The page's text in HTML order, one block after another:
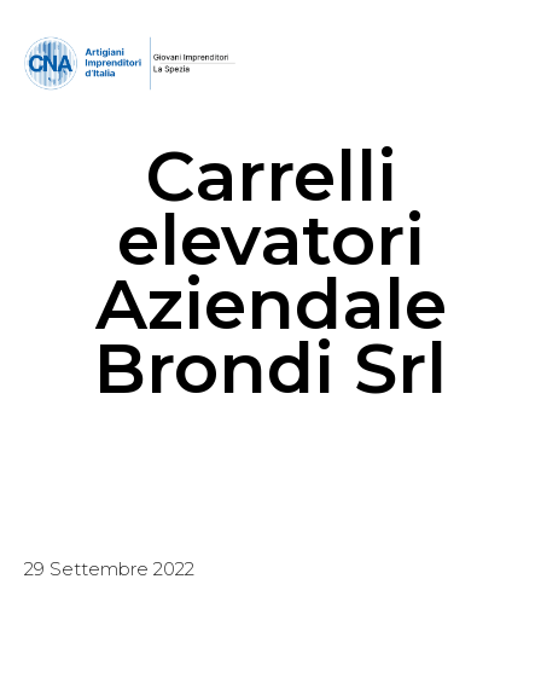
Carrelli
elevatori
Aziendale
Brondi Srl
29 Settembre 2022